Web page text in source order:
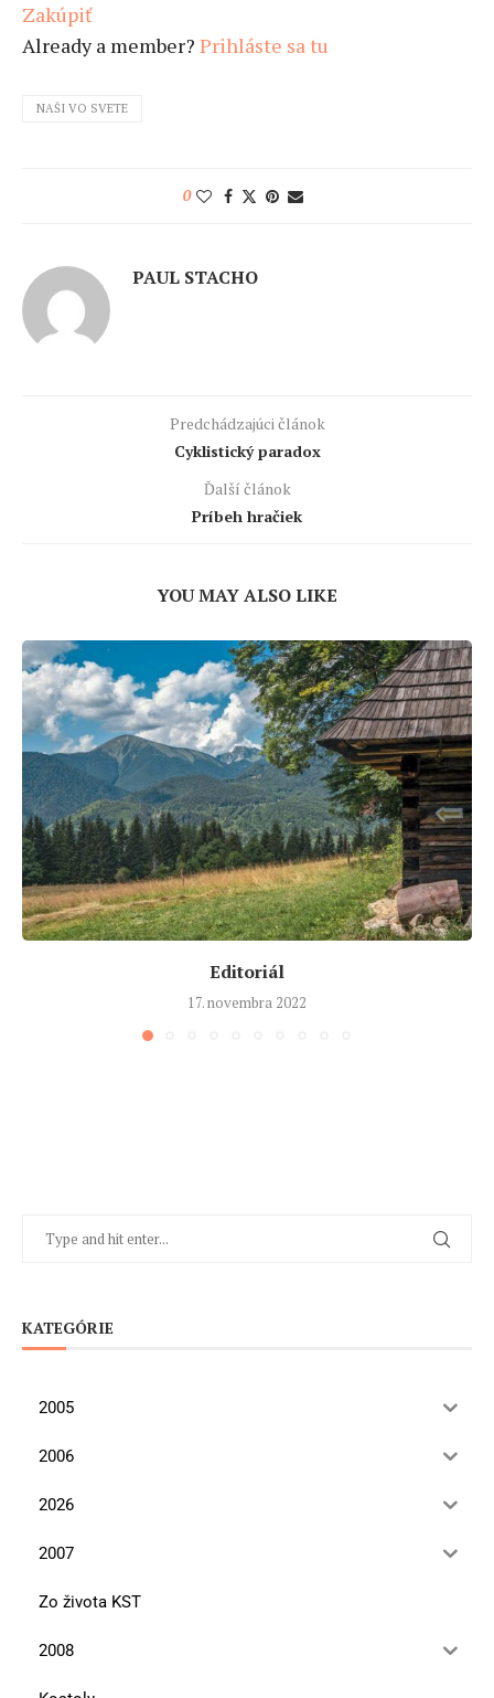
Zakúpiť
Already a member? Prihláste sa tu
NAŠI VO SVETE
0
PAUL STACHO
Predchádzajúci článok
Cyklistický paradox
Ďalší článok
Príbeh hračiek
YOU MAY ALSO LIKE
Editoriál
17. novembra 2022
KATEGÓRIE
2005
2006
2026
2007
Zo života KST
2008